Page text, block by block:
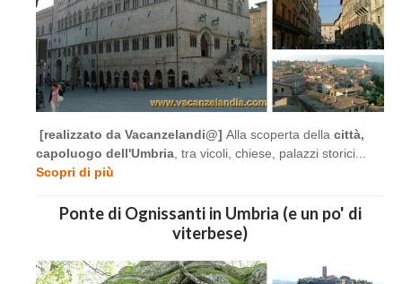
[realizzato da Vacanzelandi@] Alla scoperta della città,
capoluogo dell'Umbria , tra vicoli, chiese, palazzi storici...
Scopri di più
Ponte di Ognissanti in Umbria (e un po' di
viterbese)